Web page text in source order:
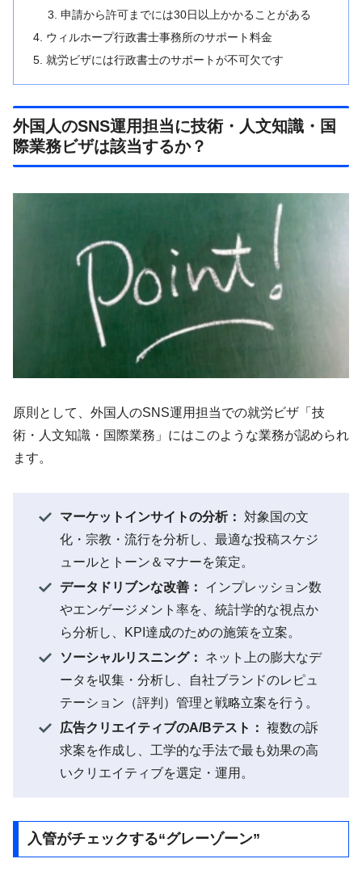
申請から許可までには30日以上かかることがある
ウィルホープ行政書士事務所のサポート料金
就労ビザには行政書士のサポートが不可欠です
外国人のSNS運用担当に技術・人文知識・国
際業務ビザは該当するか？
原則として、外国人のSNS運用担当での就労ビザ「技
術・人文知識・国際業務」にはこのような業務が認められ
ます。
マーケットインサイトの分析：
対象国の文
化・宗教・流行を分析し、最適な投稿スケジ
ュールとトーン＆マナーを策定。
データドリブンな改善：
インプレッション数
やエンゲージメント率を、統計学的な視点か
ら分析し、KPI達成のための施策を立案。
ソーシャルリスニング：
ネット上の膨大なデ
ータを収集・分析し、自社ブランドのレピュ
テーション（評判）管理と戦略立案を行う。
広告クリエイティブのA/Bテスト： 複数の訴
求案を作成し、工学的な手法で最も効果の高
いクリエイティブを選定・運用。
入管がチェックする“グレーゾーン”